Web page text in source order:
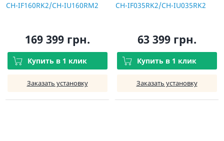
CH-IF160RK2/CH-IU160RM2
169 399 грн.
Купить в 1 клик
Заказать установку
CH-IF035RK2/CH-IU035RK2
63 399 грн.
Купить в 1 клик
Заказать установку